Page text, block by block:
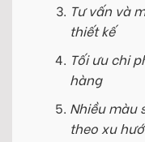
Tư vấn và
thiết kế
Tối ưu chi
hàng
Nhiều màu
theo xu